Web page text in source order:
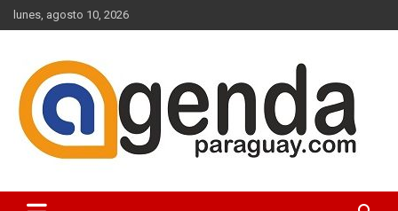
Saltar
al
lunes, agosto 10, 2026
Agenda Paraguay